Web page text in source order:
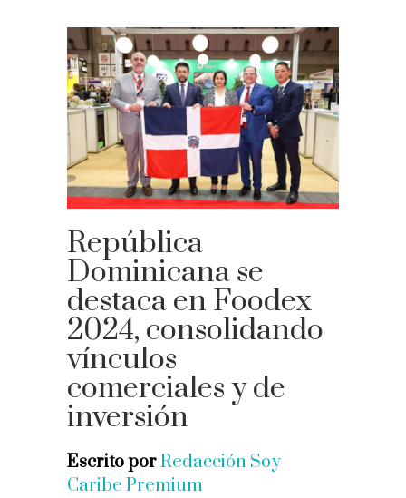
República
Dominicana se
destaca en Foodex
2024, consolidando
vínculos
comerciales y de
inversión
Escrito porRedacción Soy
Caribe Premium